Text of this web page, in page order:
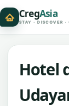
CregAsia
STAY · DISCOVER ·
Hotel